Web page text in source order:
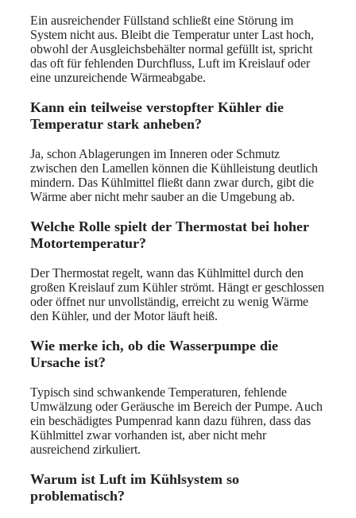
Ein ausreichender Füllstand schließt eine Störung im
System nicht aus. Bleibt die Temperatur unter Last hoch,
obwohl der Ausgleichsbehälter normal gefüllt ist, spricht
das oft für fehlenden Durchfluss, Luft im Kreislauf oder
eine unzureichende Wärmeabgabe.
Kann ein teilweise verstopfter Kühler die
Temperatur stark anheben?
Ja, schon Ablagerungen im Inneren oder Schmutz
zwischen den Lamellen können die Kühlleistung deutlich
mindern. Das Kühlmittel fließt dann zwar durch, gibt die
Wärme aber nicht mehr sauber an die Umgebung ab.
Welche Rolle spielt der Thermostat bei hoher
Motortemperatur?
Der Thermostat regelt, wann das Kühlmittel durch den
großen Kreislauf zum Kühler strömt. Hängt er geschlossen
oder öffnet nur unvollständig, erreicht zu wenig Wärme
den Kühler, und der Motor läuft heiß.
Wie merke ich, ob die Wasserpumpe die
Ursache ist?
Typisch sind schwankende Temperaturen, fehlende
Umwälzung oder Geräusche im Bereich der Pumpe. Auch
ein beschädigtes Pumpenrad kann dazu führen, dass das
Kühlmittel zwar vorhanden ist, aber nicht mehr
ausreichend zirkuliert.
Warum ist Luft im Kühlsystem so
problematisch?